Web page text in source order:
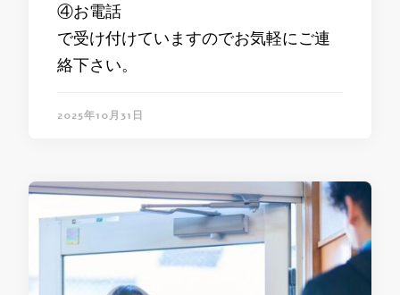
④お電話
で受け付けていますのでお気軽にご連
絡下さい。
2025年10月31日